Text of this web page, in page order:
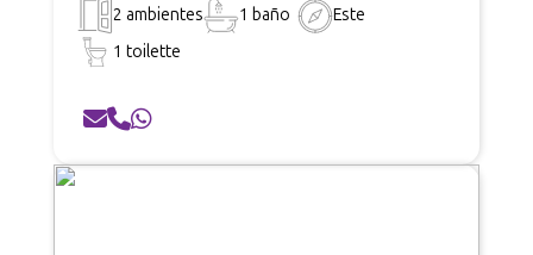
2 ambientes 1 baño
Este
1 toilette